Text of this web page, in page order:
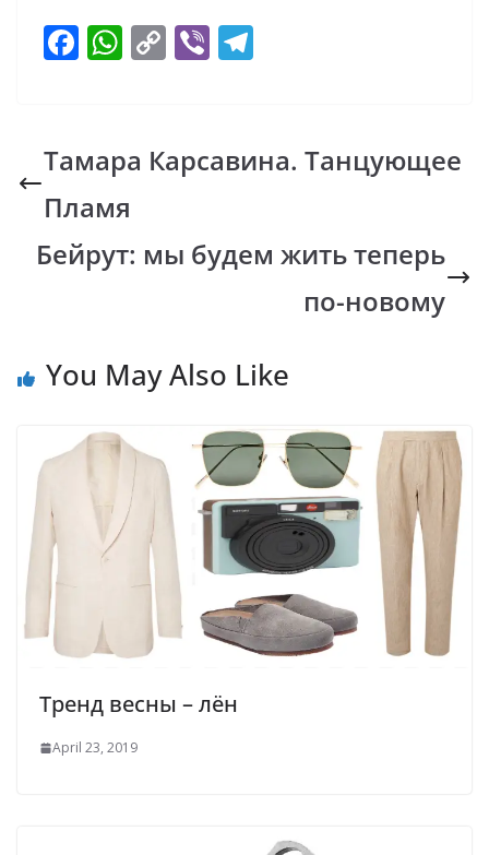
F
b
o
o
k
W
s
A
p
p
C
y
Li
k
Vi
gr
a
Тамара Карсавина. Танцующее
Пламя
Бейрут: мы будем жить теперь
по-новому
You May Also Like
Тренд весны – лён
April 23, 2019